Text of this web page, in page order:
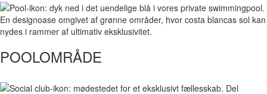
POOLOMRÅDE